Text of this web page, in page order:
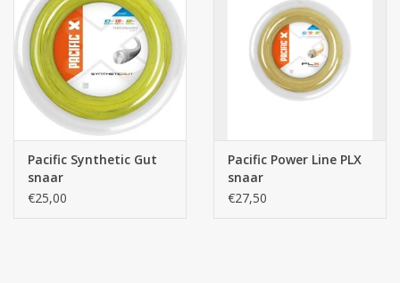
Pacific Synthetic Gut
snaar
€25,00
Pacific Power Line PLX
snaar
€27,50